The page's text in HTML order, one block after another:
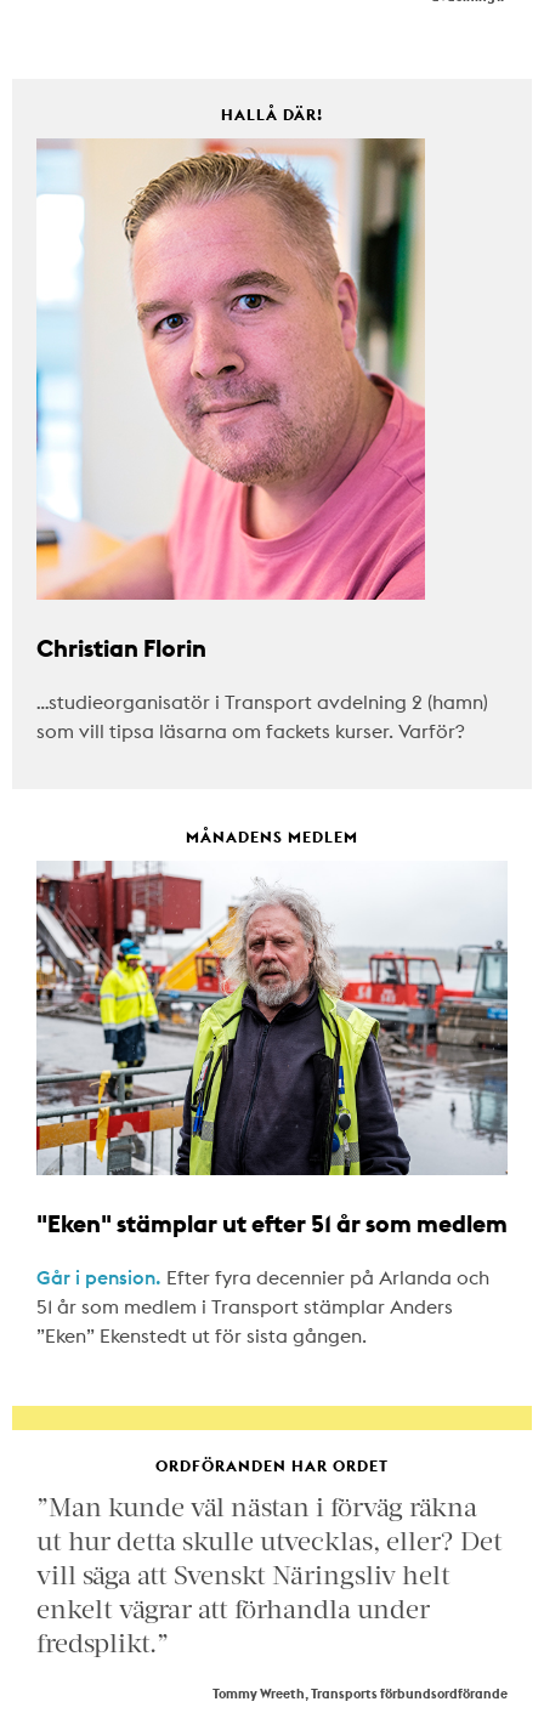
HALLÅ DÄR!
Christian Florin
…studieorganisatör i Transport avdelning 2 (hamn)
som vill tipsa läsarna om fackets kurser. Varför?
MÅNADENS MEDLEM
"Eken" stämplar ut efter 51 år som medlem
Går i pension. Efter fyra decennier på Arlanda och
51 år som medlem i Transport stämplar Anders
”Eken” Ekenstedt ut för sista gången.
ORDFÖRANDEN HAR ORDET
”Man kunde väl nästan i förväg räkna
ut hur detta skulle utvecklas, eller? Det
vill säga att Svenskt Näringsliv helt
enkelt vägrar att förhandla under
fredsplikt.”
Tommy Wreeth, Transports förbundsordförande